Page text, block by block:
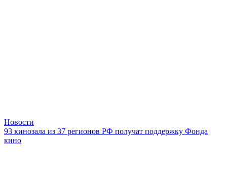
Новости
93 кинозала из 37 регионов РФ получат поддержку Фонда
кино